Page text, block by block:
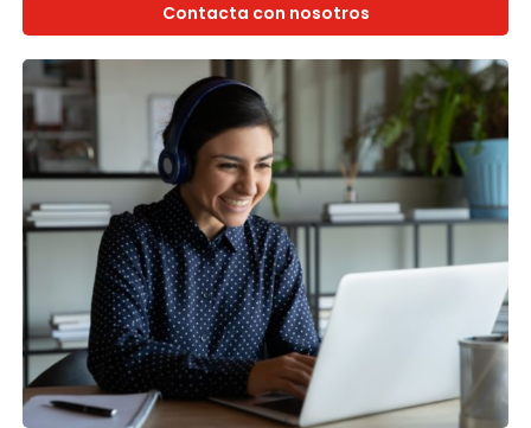
Contacta con nosotros